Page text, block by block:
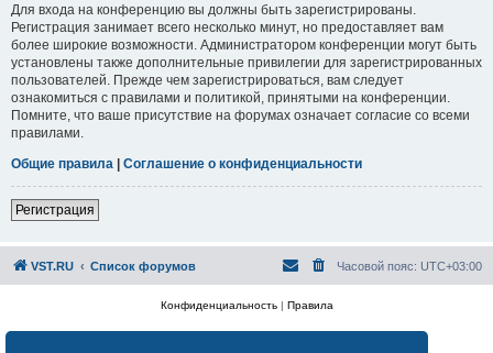
Для входа на конференцию вы должны быть зарегистрированы.
Регистрация занимает всего несколько минут, но предоставляет вам
более широкие возможности. Администратором конференции могут быть
установлены также дополнительные привилегии для зарегистрированных
пользователей. Прежде чем зарегистрироваться, вам следует
ознакомиться с правилами и политикой, принятыми на конференции.
Помните, что ваше присутствие на форумах означает согласие со всеми
правилами.
Общие правила | Соглашение о конфиденциальности
Регистрация
VST.RU Список форумов Часовой пояс: UTC+03:00
Конфиденциальность| Правила